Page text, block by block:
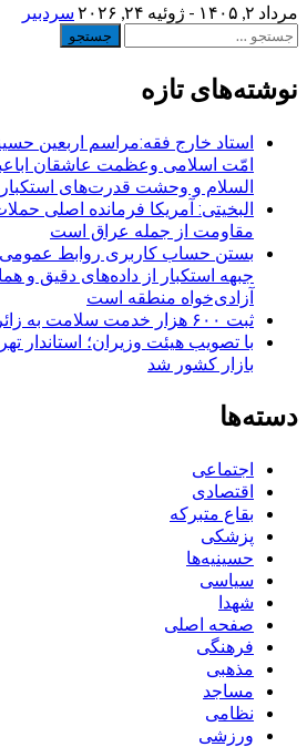
مرداد ۲, ۱۴۰۵ - ژوئیه ۲۴, ۲۰۲۶
سردبیر
جستجو
نوشته‌های تازه
استاد خارج فقه:مراسم اربعین
امّت اسلامی وعظمت عاشقان
السلام و وحشت قدرت‌های
البخیتی: آمریکا فرمانده اصلی
مقاومت از جمله عراق است
بستن حساب کاربری روابط
جبهه استکبار از داده‌های دقیق و
آزادی‌خواه منطقه است
ثبت ۶۰۰ هزار خدمت سلامت به زائران اربعین
با تصویب هیئت وزیران؛ استاندار
بازار کشور شد
دسته‌ها
اجتماعی
اقتصادی
بقاع متبرکه
پزشکی
حسینیه‌ها
سیاسی
شهدا
صفحه اصلی
فرهنگی
مذهبی
مساجد
نظامی
ورزشی